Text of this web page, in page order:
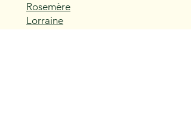
Rosemère
Lorraine